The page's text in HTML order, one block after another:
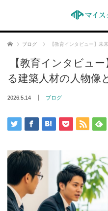
ホーム ブログ 【教育インタビュー】未
【教育インタビュ
る建築人材の人物像
2026.5.14 ブログ